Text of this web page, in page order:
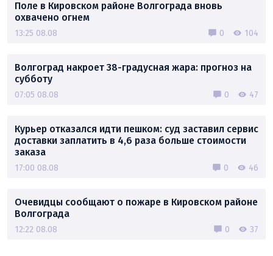
Поле в Кировском районе Волгограда вновь
охвачено огнем
13:25 08.08 0 104
Волгоград накроет 38-градусная жара: прогноз на
субботу
07:05 08.08 0 47
Курьер отказался идти пешком: суд заставил сервис
доставки заплатить в 4,6 раза больше стоимости
заказа
17:00 08.08 0 46
Очевидцы сообщают о пожаре в Кировском районе
Волгограда
12:22 08.08 0 37